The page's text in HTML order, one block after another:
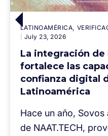
LATINOAMÉRICA
July 23, 2026
La integración de
fortalece las
confianza digital
Latinoamérica
Hace un año,
de NAAT.TECH,